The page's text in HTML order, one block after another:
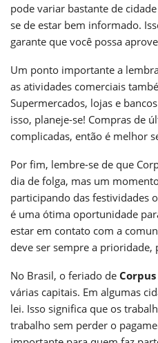
pode variar bastante de
se de estar bem informado.
garante que você possa
Um ponto importante a
as atividades comerciais
Supermercados, lojas e
isso, planeje-se! Compras de
complicadas, então é melhor
Por fim, lembre-se de que
dia de folga, mas um
participando das festividades
é uma ótima oportunidade
estar em contato com a
deve ser sempre a
No Brasil, o feriado de
várias capitais. Em algumas
lei. Isso significa que os
trabalho sem perder o